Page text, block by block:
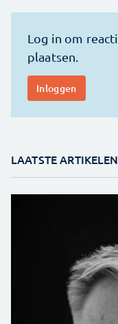
LAATSTE ARTIKELEN